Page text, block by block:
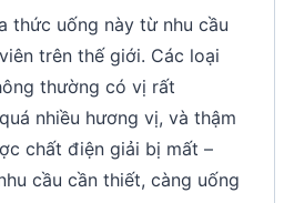
thức uống này từ nhu cầu
trên thế giới. Các loại
thường có vị rất
nhiều hương vị, và thậm
chất điện giải bị mất –
cầu cần thiết, càng uống